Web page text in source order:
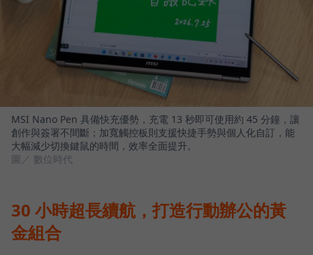
MSI Nano Pen 具備快充優勢，充電 13 秒即可使用約 45 分鐘，讓
創作與簽署不間斷；加寬觸控板則支援快捷手勢與個人化自訂，能
大幅減少切換鍵鼠的時間，效率全面提升。
圖／ 數位時代
30 小時超長續航，打造行動辦公的黃
金組合